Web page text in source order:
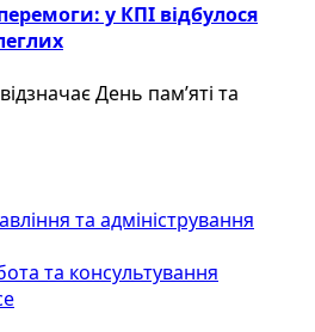
у КПІ відбулося
День пам’яті та
та адміністрування
та консультування